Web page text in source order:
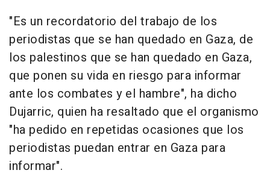
"Es un recordatorio del trabajo de los
periodistas que se han quedado en Gaza, de
los palestinos que se han quedado en Gaza,
que ponen su vida en riesgo para informar
ante los combates y el hambre", ha dicho
Dujarric, quien ha resaltado que el organismo
"ha pedido en repetidas ocasiones que los
periodistas puedan entrar en Gaza para
informar".